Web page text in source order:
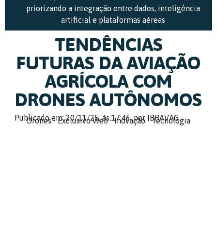
priorizando a integração entre dados, inteligência
artificial e plataformas aéreas
TENDÊNCIAS
FUTURAS DA AVIAÇÃO
AGRÍCOLA COM
DRONES AUTÔNOMOS
Publicado em: 20/11/25,às 17:46,por IBRAVAG
Drones•Exclusivo Web•Inovação •Tecnologia